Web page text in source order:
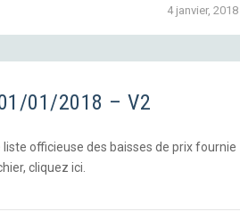
4 janvier, 2018
01/01/2018 – V2
officieuse des baisses de prix fournie
cliquez ici.